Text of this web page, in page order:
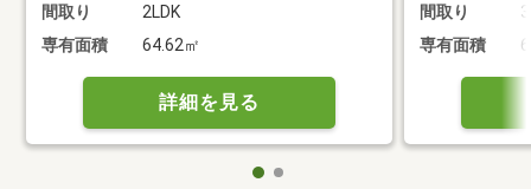
間取り
2LDK
専有面積
64.62㎡
詳細を見る
間取り
専有面積